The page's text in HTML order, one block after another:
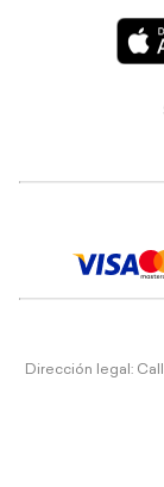
Dirección legal: